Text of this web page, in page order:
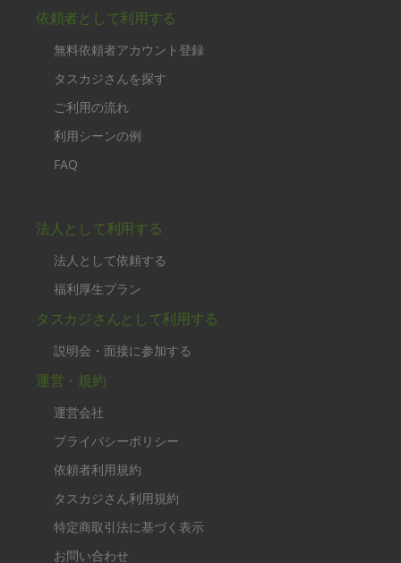
依頼者として利用する
無料依頼者アカウント登録
タスカジさんを探す
ご利用の流れ
利用シーンの例
FAQ
法人として利用する
法人として依頼する
福利厚生プラン
タスカジさんとして利用する
説明会・面接に参加する
運営・規約
運営会社
プライバシーポリシー
依頼者利用規約
タスカジさん利用規約
特定商取引法に基づく表示
お問い合わせ